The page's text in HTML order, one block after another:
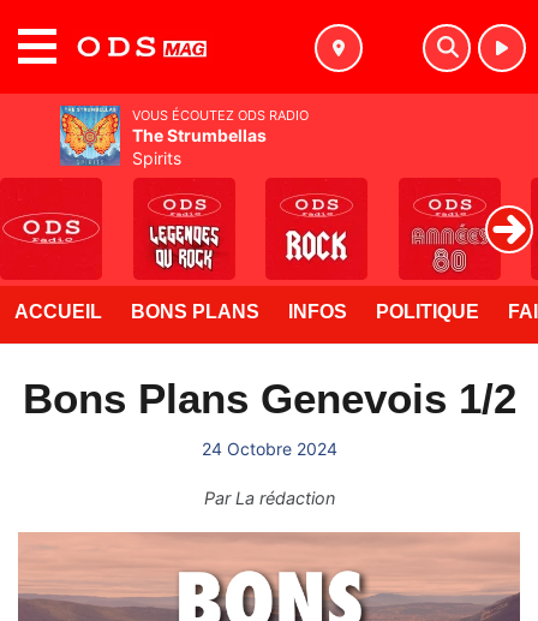
ACCUEIL BONS PLANS INFOS POLITIQUE
Bons Plans Genevois 1/2
24 Octobre 2024
ParLa rédaction
VOUS ÉCOUTEZ ODS RADIO
The Strumbellas
Spirits